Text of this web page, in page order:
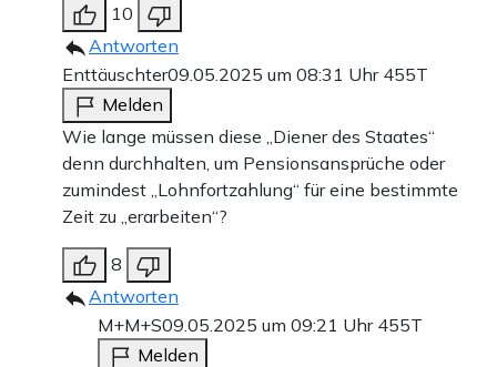
10
Antworten
Enttäuschter09.05.2025 um 08:31 Uhr 455T
Melden
Wie lange müssen diese „Diener des Staates“
denn durchhalten, um Pensionsansprüche oder
zumindest „Lohnfortzahlung“ für eine bestimmte
Zeit zu „erarbeiten“?
8
Antworten
M+M+S09.05.2025 um 09:21 Uhr 455T
Melden